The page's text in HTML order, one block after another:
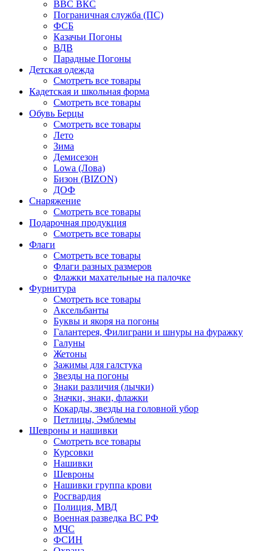
ВВС ВКС
Пограничная служба (ПС)
ФСБ
Казачьи Погоны
ВДВ
Парадные Погоны
Детская одежда
Смотреть все товары
Кадетская и школьная форма
Смотреть все товары
Обувь Берцы
Смотреть все товары
Лето
Зима
Демисезон
Lowa (Лова)
Бизон (BIZON)
ДОФ
Снаряжение
Смотреть все товары
Подарочная продукция
Смотреть все товары
Флаги
Смотреть все товары
Флаги разных размеров
Флажки махательные на палочке
Фурнитура
Смотреть все товары
Аксельбанты
Буквы и якоря на погоны
Галантерея, Филиграни и шнуры на фуражку
Галуны
Жетоны
Зажимы для галстука
Звезды на погоны
Знаки различия (лычки)
Значки, знаки, флажки
Кокарды, звезды на головной убор
Петлицы, Эмблемы
Шевроны и нашивки
Смотреть все товары
Курсовки
Нашивки
Шевроны
Нашивки группа крови
Росгвардия
Полиция, МВД
Военная разведка ВС РФ
МЧС
ФСИН